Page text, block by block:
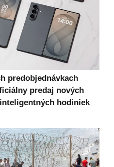
predobjednávkach
predaj nových
hodiniek